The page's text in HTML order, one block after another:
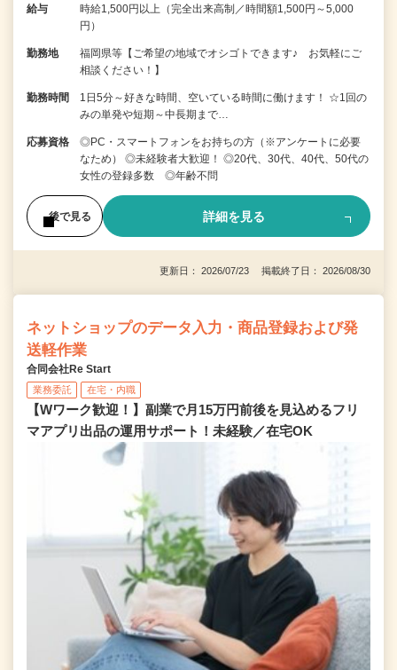
給与
時給1,500円以上（完全出来高制／時間額1,500円～5,000
円）
勤務地
福岡県等【ご希望の地域でオシゴトできます♪ お気軽にご
相談ください！】
勤務時間
1日5分～好きな時間、空いている時間に働けます！ ☆1回の
みの単発や短期～中長期まで…
応募資格
◎PC・スマートフォンをお持ちの方（※アンケートに必要
なため） ◎未経験者大歓迎！ ◎20代、30代、40代、50代の
女性の登録多数 ◎年齢不問
後で見る 詳細を見る
更新日： 2026/07/23 掲載終了日： 2026/08/30
ネットショップのデータ入力・商品登録および発
送軽作業
合同会社Re Start
業務委託 在宅・内職
【Wワーク歓迎！】副業で月15万円前後を見込めるフリ
マアプリ出品の運用サポート！未経験／在宅OK